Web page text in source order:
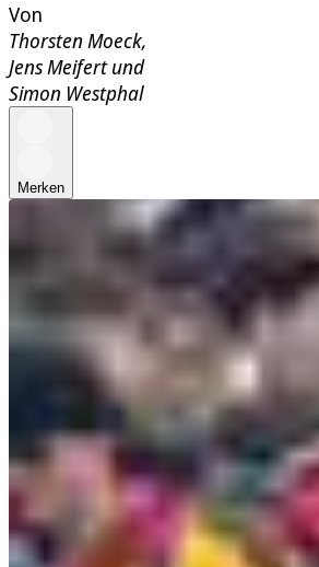
Von
Thorsten Moeck,
Jens Meifertund
Simon Westphal
Merken